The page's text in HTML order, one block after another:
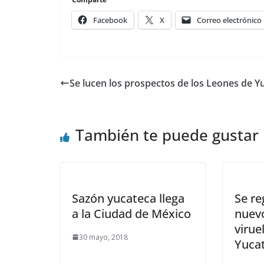
Facebook X Correo electrónico
Se lucen los prospectos de los Leones de
También te puede gustar
Sazón yucateca llega
a la Ciudad de México
30 mayo, 2018
Se